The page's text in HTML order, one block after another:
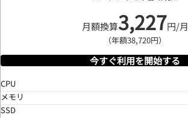
月額換算3,227円/月
（年額38,720円）
今すぐ利用を開始する
CPU
メモリ
SSD